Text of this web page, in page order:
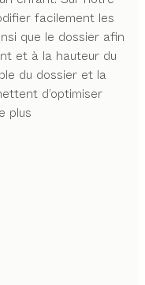
facilement les
que le dossier afin
et à la hauteur du
du dossier et la
d’optimiser
plus